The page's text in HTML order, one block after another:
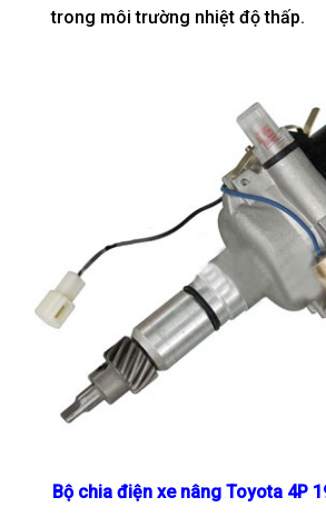
trong môi trường nhiệt độ thấp.
Bộ chia điện xe nâng Toyota 4P